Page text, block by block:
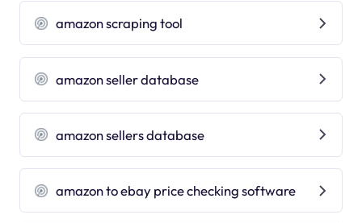
amazon scraping tool
amazon seller database
amazon sellers database
amazon to ebay price checking software